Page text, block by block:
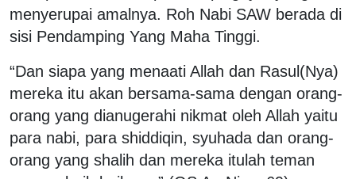
menyerupai amalnya. Roh Nabi SAW berada di
sisi Pendamping Yang Maha Tinggi.
“Dan siapa yang menaati Allah dan Rasul(Nya)
mereka itu akan bersama-sama dengan orang-
orang yang dianugerahi nikmat oleh Allah yaitu
para nabi, para shiddiqin, syuhada dan orang-
orang yang shalih dan mereka itulah teman